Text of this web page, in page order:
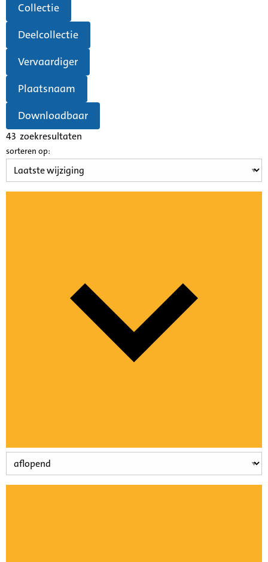
Collectie
Deelcollectie
Vervaardiger
Plaatsnaam
Downloadbaar
43 zoekresultaten
sorteren op: